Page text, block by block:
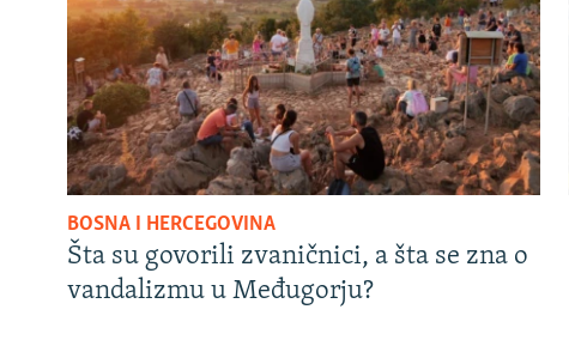
BOSNA I HERCEGOVINA
Šta su govorili zvaničnici, a šta se zna o
vandalizmu u Međugorju?